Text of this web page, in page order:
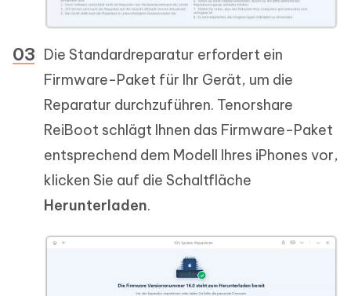
Die Standardreparatur erfordert ein
Firmware-Paket für Ihr Gerät, um die
Reparatur durchzuführen. Tenorshare
ReiBoot schlägt Ihnen das Firmware-Paket
entsprechend dem Modell Ihres iPhones vor,
klicken Sie auf die Schaltfläche
Herunterladen.